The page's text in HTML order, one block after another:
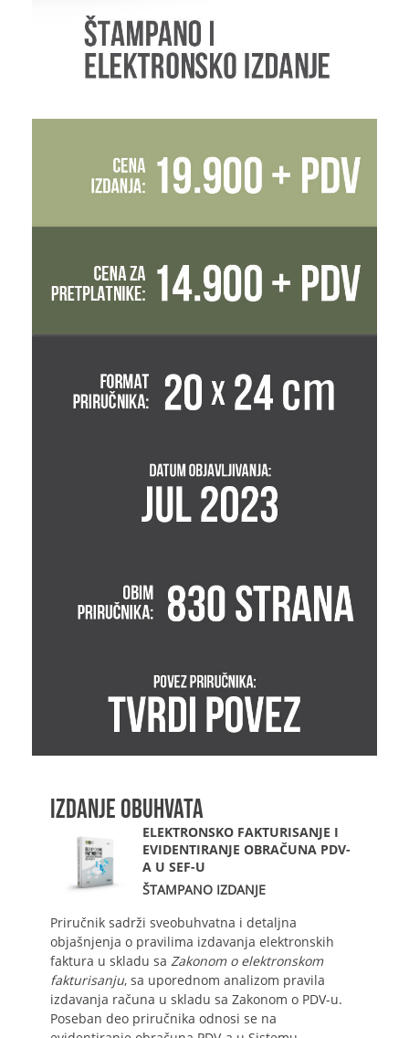
IZDANJE OBUHVATA
ELEKTRONSKO FAKTURISANJE I
EVIDENTIRANJE OBRAČUNA PDV-
A U SEF-U
ŠTAMPANO IZDANJE
Priručnik sadrži sveobuhvatna i detaljna
objašnjenja o pravilima izdavanja elektronskih
faktura u skladu sa Zakonom o elektronskom
fakturisanju, sa uporednom analizom pravila
izdavanja računa u skladu sa Zakonom o PDV-u.
Poseban deo priručnika odnosi se na